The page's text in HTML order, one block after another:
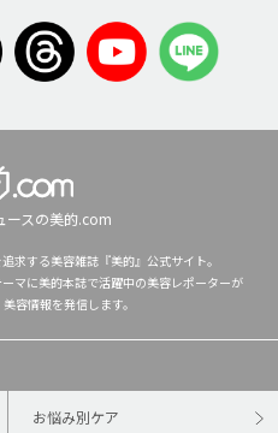
ースの美的.com
求する美容雑誌『美的』公式サイト。
マに美的本誌で活躍中の美容レポーターが
容情報を発信します。
お悩み別ケア